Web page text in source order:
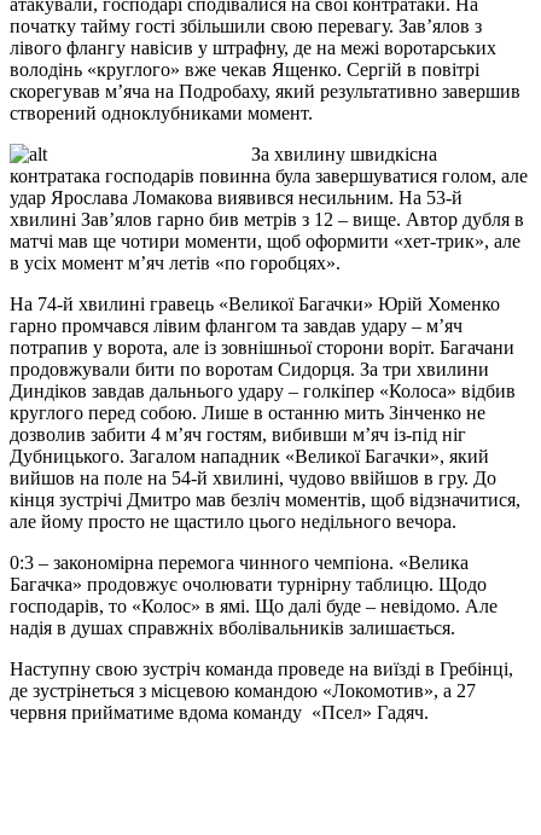
початку тайму гості збільшили свою перевагу. Зав’ялов з
лівого флангу навісив у штрафну, де на межі воротарських
володінь «круглого» вже чекав Ященко. Сергій в повітрі
скорегував м’яча на Подробаху, який результативно завершив
створений одноклубниками момент.
За хвилину швидкісна
контратака господарів повинна була завершуватися голом, але
удар Ярослава Ломакова виявився несильним. На 53-й
хвилині Зав’ялов гарно бив метрів з 12 – вище. Автор дубля в
матчі мав ще чотири моменти, щоб оформити «хет-трик», але
в усіх момент м’яч летів «по горобцях».
На 74-й хвилині гравець «Великої Багачки» Юрій Хоменко
гарно промчався лівим флангом та завдав удару – м’яч
потрапив у ворота, але із зовнішньої сторони воріт. Багачани
продовжували бити по воротам Сидорця. За три хвилини
Диндіков завдав дальнього удару – голкіпер «Колоса» відбив
круглого перед собою. Лише в останню мить Зінченко не
дозволив забити 4 м’яч гостям, вибивши м’яч із-під ніг
Дубницького. Загалом нападник «Великої Багачки», який
вийшов на поле на 54-й хвилині, чудово ввійшов в гру. До
кінця зустрічі Дмитро мав безліч моментів, щоб відзначитися,
але йому просто не щастило цього недільного вечора.
0:3 – закономірна перемога чинного чемпіона. «Велика
Багачка» продовжує очолювати турнірну таблицю. Щодо
господарів, то «Колос» в ямі. Що далі буде – невідомо. Але
надія в душах справжніх вболівальників залишається.
Наступну свою зустріч команда проведе на виїзді в Гребінці,
де зустрінеться з місцевою командою «Локомотив», а 27
червня прийматиме вдома команду «Псел» Гадяч.